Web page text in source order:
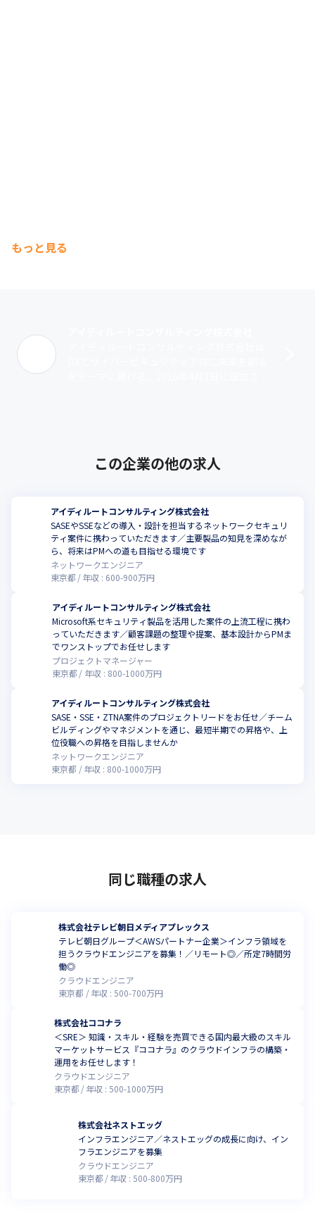
もっと見る
この企業の他の求人
アイディルートコンサルティング株式会社
SASEやSSEなどの導入・設計を担当するネットワークセキュリ
ティ案件に携わっていただきます／主要製品の知見を深めなが
ら、将来はPMへの道も目指せる環境です
ネットワークエンジニア
東京都
年収 : 600-900万円
アイディルートコンサルティング株式会社
Microsoft系セキュリティ製品を活用した案件の上流工程に携わ
っていただきます／顧客課題の整理や提案、基本設計からPMま
でワンストップでお任せします
プロジェクトマネージャー
東京都
年収 : 800-1000万円
アイディルートコンサルティング株式会社
SASE・SSE・ZTNA案件のプロジェクトリードをお任せ／チーム
ビルディングやマネジメントを通じ、最短半期での昇格や、上
位役職への昇格を目指しませんか
ネットワークエンジニア
東京都
年収 : 800-1000万円
同じ職種の求人
株式会社テレビ朝日メディアプレックス
テレビ朝日グループ＜AWSパートナー企業＞インフラ領域を
担うクラウドエンジニアを募集！／リモート◎／所定7時間労
働◎
クラウドエンジニア
東京都
年収 :500-700万円
株式会社ココナラ
＜SRE＞ 知識・スキル・経験を売買できる国内最大級のスキル
マーケットサービス『ココナラ』のクラウドインフラの構築・
運用をお任せします！
クラウドエンジニア
東京都
年収 :500-1000万円
株式会社ネストエッグ
インフラエンジニア／ネストエッグの成長に向け、イン
フラエンジニアを募集
クラウドエンジニア
東京都
年収 :500-800万円